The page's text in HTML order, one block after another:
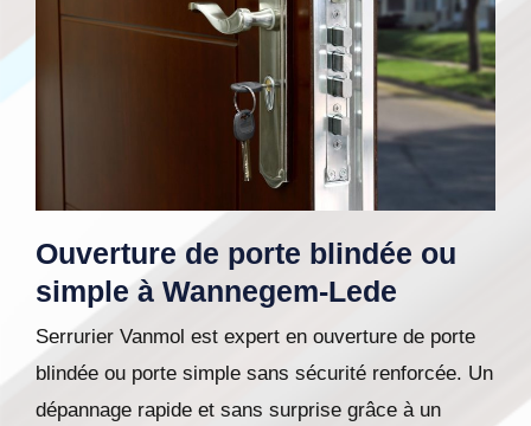
Ouverture de porte blindée ou
simple à Wannegem-Lede
Serrurier Vanmol est expert en ouverture de porte
blindée ou porte simple sans sécurité renforcée. Un
dépannage rapide et sans surprise grâce à un